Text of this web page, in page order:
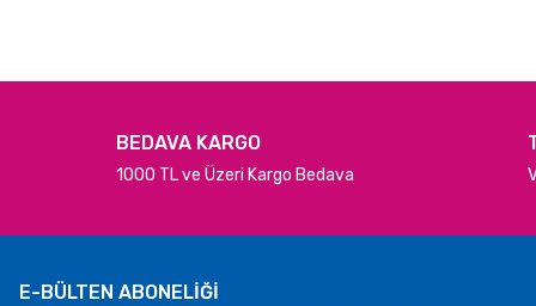
BEDAVA KARGO
1000 TL ve Üzeri Kargo Bedava
E-BÜLTEN ABONELİĞİ